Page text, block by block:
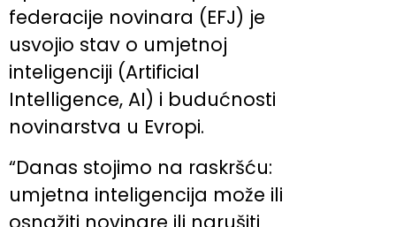
federacije novinara (EFJ) je
usvojio stav o umjetnoj
inteligenciji (Artificial
Intelligence, AI) i budućnosti
novinarstva u Evropi.
“Danas stojimo na raskršću:
umjetna inteligencija može ili